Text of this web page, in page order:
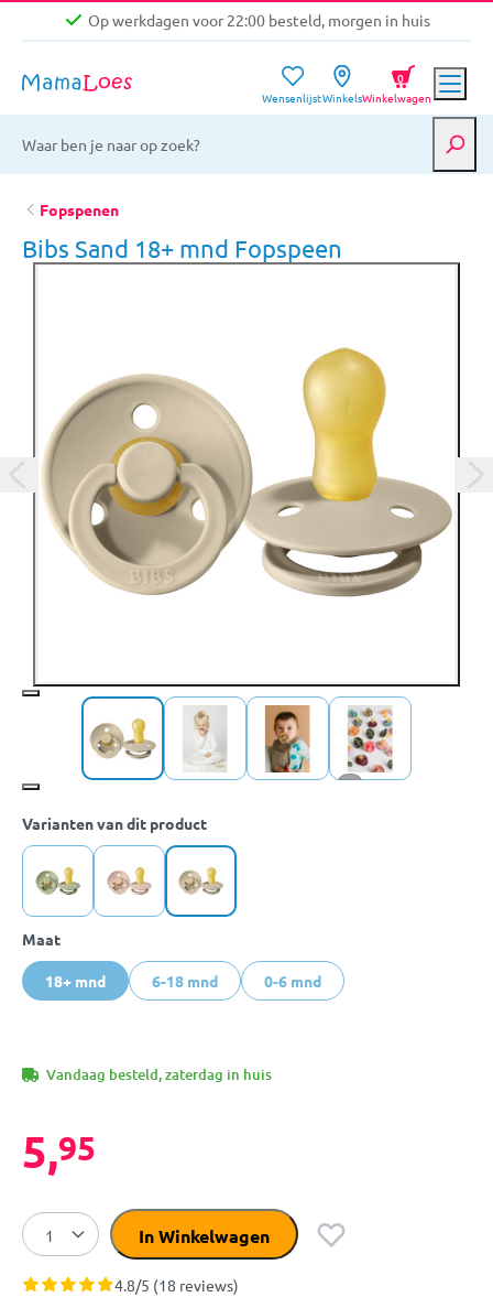
Op werkdagen voor 22:00 besteld, morgen in huis
Gratis verzending vanaf €39,-
Op werkdagen voor 22:00 besteld, morgen in huis
WensenlijstWinkelsWinkelwagen
0
Fopspenen
Bibs Sand 18+ mnd Fopspeen
+1
Varianten van dit product
Maat
18+ mnd 6-18 mnd 0-6 mnd
Vandaag besteld, zaterdag in huis
5,95
In Winkelwagen
4.8/5 (18 reviews)